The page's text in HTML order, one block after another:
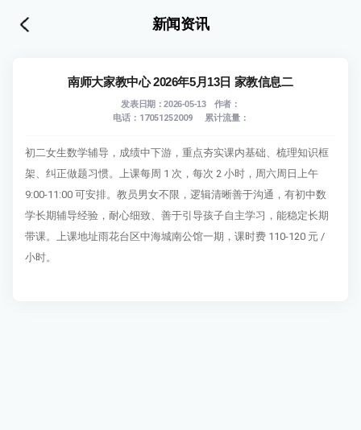
新闻资讯
南师大家教中心 2026年5月13日 家教信息二
发表日期：2026-05-13 作者：
电话：17051252009 累计流量：
初二女生数学辅导，成绩中下游，重点夯实课内基础、梳理知识框
架、纠正做题习惯。上课每周 1 次，每次 2 小时，周六周日上午
9:00-11:00 可安排。教员男女不限，逻辑清晰善于沟通，有初中数
学长期辅导经验，耐心细致、善于引导孩子自主学习，能稳定长期
带课。上课地址雨花台区中海城南公馆一期，课时费 110-120 元 /
小时。